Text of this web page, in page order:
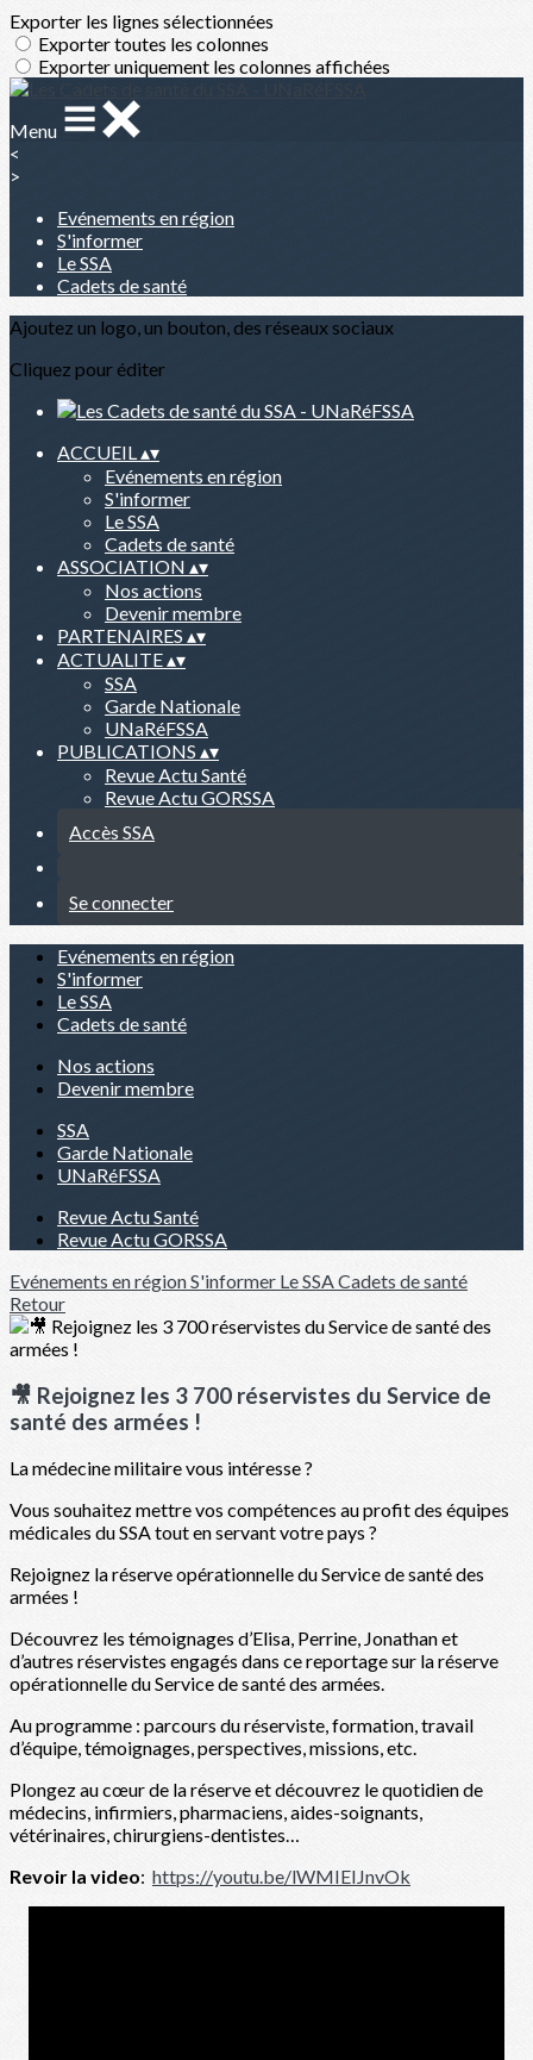
Exporter les lignes sélectionnées
Exporter toutes les colonnes
Exporter uniquement les colonnes affichées
Menu
<
>
Evénements en région
S'informer
Le SSA
Cadets de santé
Ajoutez un logo, un bouton, des réseaux sociaux
Cliquez pour éditer
ACCUEIL▴▾
Evénements en région
S'informer
Le SSA
Cadets de santé
ASSOCIATION ▴▾
Nos actions
Devenir membre
PARTENAIRES ▴▾
ACTUALITE▴▾
SSA
Garde Nationale
UNaRéFSSA
PUBLICATIONS ▴▾
Revue Actu Santé
Revue Actu GORSSA
Accès SSA
Se connecter
Evénements en région
S'informer
Le SSA
Cadets de santé
Nos actions
Devenir membre
SSA
Garde Nationale
UNaRéFSSA
Revue Actu Santé
Revue Actu GORSSA
Evénements en régionS'informer Le SSACadets de santé
Retour
🎥 Rejoignez les 3 700 réservistes du Service de
santé des armées !
La médecine militaire vous intéresse ?
Vous souhaitez mettre vos compétences au profit des équipes
médicales du SSA tout en servant votre pays ?
Rejoignez la réserve opérationnelle du Service de santé des
armées !
Découvrez les témoignages d’Elisa, Perrine, Jonathan et
d’autres réservistes engagés dans ce reportage sur la réserve
opérationnelle du Service de santé des armées.
Au programme : parcours du réserviste, formation, travail
d’équipe, témoignages, perspectives, missions, etc.
Plongez au cœur de la réserve et découvrez le quotidien de
médecins, infirmiers, pharmaciens, aides-soignants,
vétérinaires, chirurgiens-dentistes…
Revoir la video: https://youtu.be/lWMIEIJnvOk